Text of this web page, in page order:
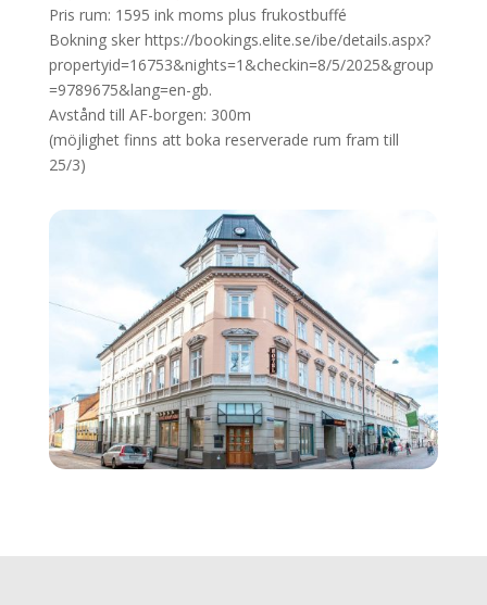
Pris rum: 1595 ink moms plus frukostbuffé
Bokning sker https://bookings.elite.se/ibe/details.aspx?
propertyid=16753&nights=1&checkin=8/5/2025&group
=9789675&lang=en-gb.
Avstånd till AF-borgen: 300m
(möjlighet finns att boka reserverade rum fram till
25/3)